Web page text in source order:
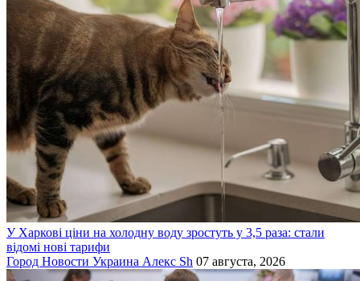
У Харкові ціни на холодну воду зростуть у 3,5 раза: стали
відомі нові тарифи
Город Новости Украина Алекс Sh 07 августа, 2026